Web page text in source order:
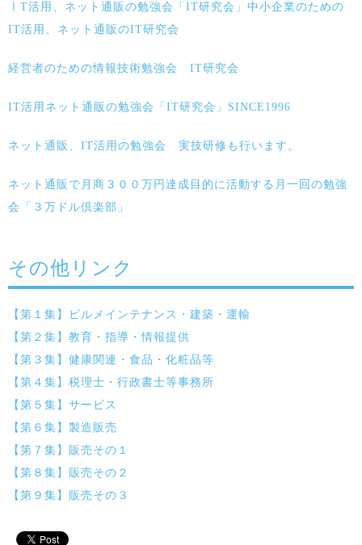
ⅠT活用、ネット通販の勉強会「IT研究会」中小企業のための
IT活用、ネット通販のIT研究会
経営者のための情報技術勉強会 IT研究会
IT活用ネット通販の勉強会「IT研究会」SINCE1996
ネット通販、IT活用の勉強会 実技研修も行います。
ネット通販で月商３００万円達成目的に活動する月一回の勉強
会「３万ドル倶楽部」
その他リンク
【第１集】ビルメインテナンス・建築・運輸
【第２集】教育・指導・情報提供
【第３集】健康関連・食品・化粧品等
【第４集】税理士・行政書士等事務所
【第５集】サービス
【第６集】製造販売
【第７集】販売その１
【第８集】販売その２
【第９集】販売その３